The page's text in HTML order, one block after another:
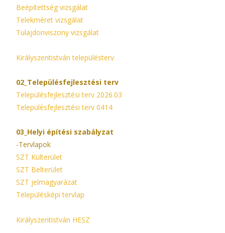
Beépítettség vizsgálat
Telekméret vizsgálat
Tulajdonviszony vizsgálat
Királyszentistván településterv
02_Településfejlesztési terv
Településfejlesztési terv 2026.03
Településfejlesztési terv 0414
03_Helyi építési szabályzat
-Tervlapok
SZT Külterület
SZT Belterület
SZT jelmagyarázat
Településképi tervlap
Királyszentistván HESZ